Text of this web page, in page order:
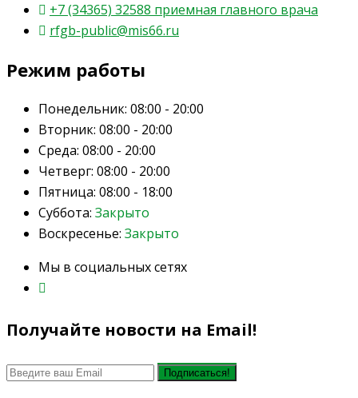
+7 (34365) 32588 приемная главного врача
rfgb-public@mis66.ru
Режим работы
Понедельник: 08:00 - 20:00
Вторник: 08:00 - 20:00
Среда: 08:00 - 20:00
Четверг: 08:00 - 20:00
Пятница: 08:00 - 18:00
Суббота: Закрыто
Воскресенье: Закрыто
Мы в социальных сетях
Получайте новости на Email!